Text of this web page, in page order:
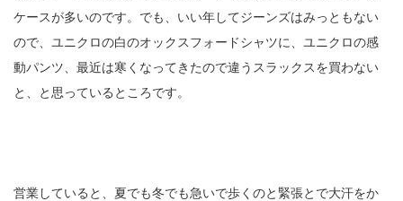
ケースが多いのです。でも、いい年してジーンズはみっともない
ので、ユニクロの白のオックスフォードシャツに、ユニクロの感
動パンツ、最近は寒くなってきたので違うスラックスを買わない
と、と思っているところです。
営業していると、夏でも冬でも急いで歩くのと緊張とで大汗をか